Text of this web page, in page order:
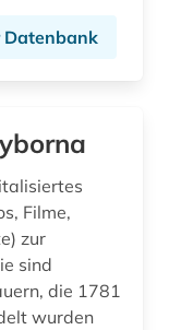
Datenbank
Filme,
zur
sind
die 1781
wurden